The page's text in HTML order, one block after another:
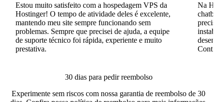
Estou muito satisfeito com a hospedagem VPS da
Hostinger! O tempo de atividade deles é excelente,
mantendo meu site sempre funcionando sem
problemas. Sempre que precisei de ajuda, a equipe
de suporte técnico foi rápida, experiente e muito
prestativa.
Na
30 dias para pedir reembolso
Experimente sem riscos com nossa garantia de reembolso de 30